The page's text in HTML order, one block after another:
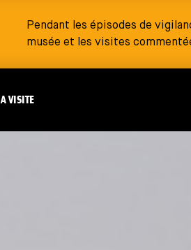
Pendant les épisodes de
musée et les visites
VISITE